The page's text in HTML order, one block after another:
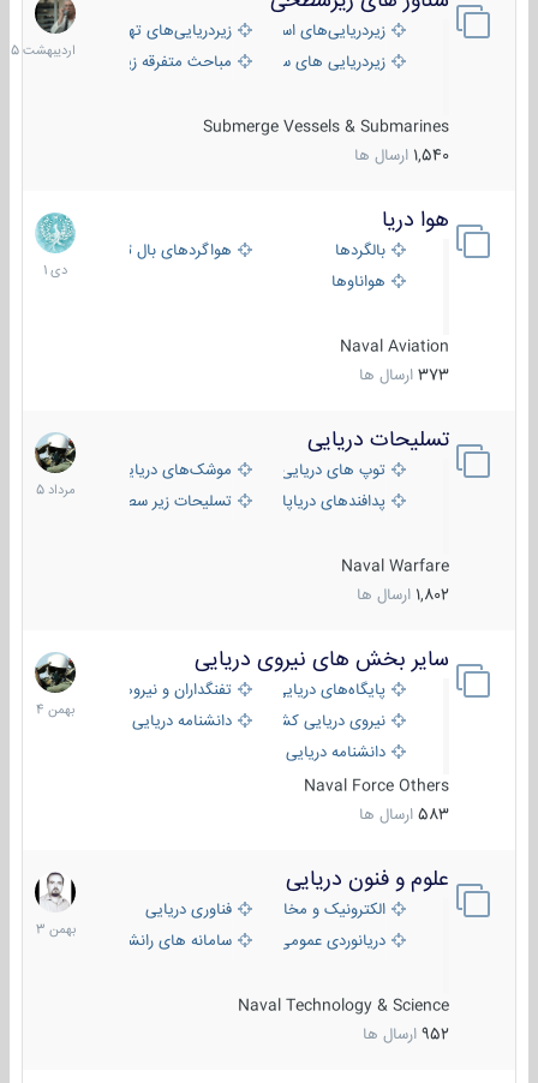
زیردریایی‌های استراتژیکزیردریایی‌های تهاجمی
زیردریایی های سبک
مباحث متفرقه زیرسطحی
Submerge Vessels & Submarines
1,540 ارسال ها
1405
هوا دریا
بالگردها
هواگردهای بال ثابت
هواناوها
Naval Aviation
373 ارسال ها
12
دی
1401
تسلیحات دریایی
توپ های دریایی
موشک‌های دریایی
پدافندهای دریاپایه
تسلیحات زیر سطحی
Naval Warfare
1,802 ارسال ها
2
مرداد
1405
سایر بخش های نیروی دریایی
پایگاه‌های دریایی
تفنگداران و نیروهای ویژه‌ی دریایی
نیروی دریایی کشورهای مختلفدانشنامه دریایی
دانشنامه دریایی کپی
Naval Force Others
583 ارسال ها
22
بهمن
1404
علوم و فنون دریایی
الکترونیک و مخابرات دریاییفناوری دریایی
دریانوردی عمومی
سامانه های رانشی دریایی
Naval Technology & Science
952 ارسال ها
6
بهمن
1403